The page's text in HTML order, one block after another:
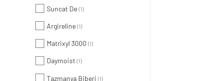
Suncat De (1)
Argireline (1)
Matrixyl 3000 (1)
Daymoist (1)
Tazmanya Biberi (1)